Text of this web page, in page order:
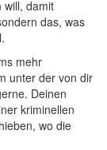
will, damit
das, was
mehr
unter der von dir
Deinen
kriminellen
wo die